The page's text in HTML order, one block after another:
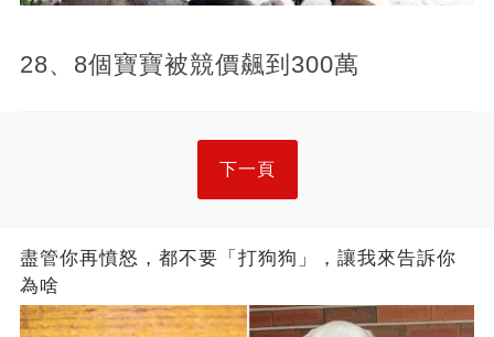
28、8個寶寶被競價飆到300萬
下一頁
盡管你再憤怒，都不要「打狗狗」，讓我來告訴你
為啥